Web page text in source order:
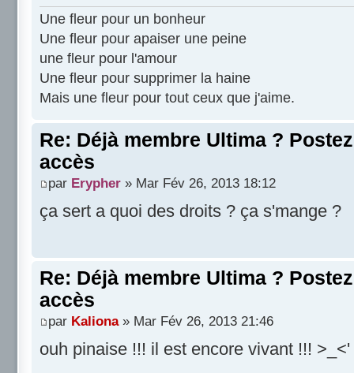
Une fleur pour un bonheur
Une fleur pour apaiser une peine
une fleur pour l'amour
Une fleur pour supprimer la haine
Mais une fleur pour tout ceux que j'aime.
Re: Déjà membre Ultima ?
accès
par Erypher » Mar Fév 26, 2013 18:12
ça sert a quoi des droits ? ça s'mange ?
Re: Déjà membre Ultima ?
accès
par Kaliona» Mar Fév 26, 2013 21:46
ouh pinaise !!! il est encore vivant !!! >_<'